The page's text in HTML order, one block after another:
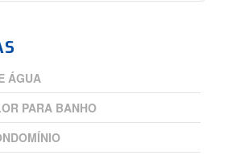
ÁGUA
PARA BANHO